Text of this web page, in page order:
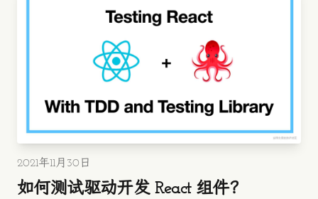
发布时间
2021年11月30日
如何测试驱动开发 React 组件？